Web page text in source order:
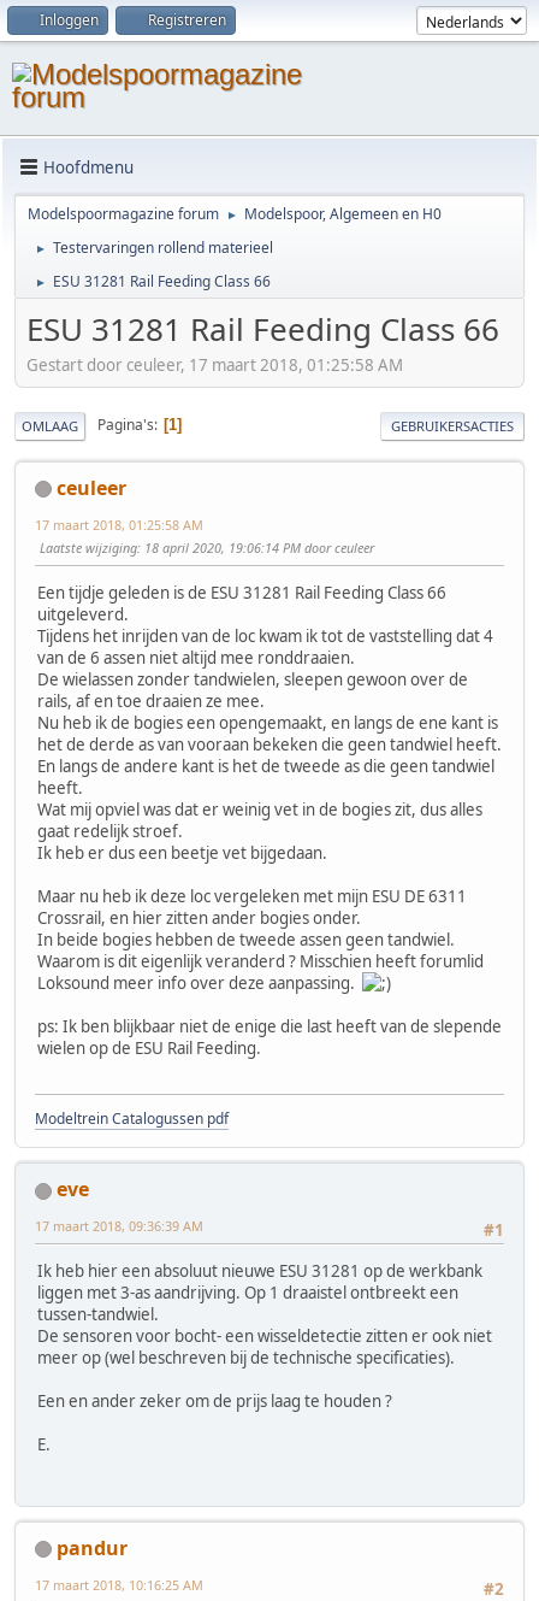
Inloggen Registreren
Hoofdmenu
Modelspoormagazine forum ► Modelspoor, Algemeen en H0
► Testervaringen rollend materieel
► ESU 31281 Rail Feeding Class 66
ESU 31281 Rail Feeding Class 66
Gestart door ceuleer, 17 maart 2018, 01:25:58 AM
OMLAAG Pagina's 1 GEBRUIKERSACTIES
ceuleer
17 maart 2018, 01:25:58 AM
Laatste wijziging: 18 april 2020, 19:06:14 PM door ceuleer
Een tijdje geleden is de ESU 31281 Rail Feeding Class 66
uitgeleverd.
Tijdens het inrijden van de loc kwam ik tot de vaststelling dat 4
van de 6 assen niet altijd mee ronddraaien.
De wielassen zonder tandwielen, sleepen gewoon over de
rails, af en toe draaien ze mee.
Nu heb ik de bogies een opengemaakt, en langs de ene kant is
het de derde as van vooraan bekeken die geen tandwiel heeft.
En langs de andere kant is het de tweede as die geen tandwiel
heeft.
Wat mij opviel was dat er weinig vet in de bogies zit, dus alles
gaat redelijk stroef.
Ik heb er dus een beetje vet bijgedaan.
Maar nu heb ik deze loc vergeleken met mijn ESU DE 6311
Crossrail, en hier zitten ander bogies onder.
In beide bogies hebben de tweede assen geen tandwiel.
Waarom is dit eigenlijk veranderd ? Misschien heeft forumlid
Loksound meer info over deze aanpassing.
ps: Ik ben blijkbaar niet de enige die last heeft van de slepende
wielen op de ESU Rail Feeding.
Modeltrein Catalogussen pdf
eve
#1
17 maart 2018, 09:36:39 AM
Ik heb hier een absoluut nieuwe ESU 31281 op de werkbank
liggen met 3-as aandrijving. Op 1 draaistel ontbreekt een
tussen-tandwiel.
De sensoren voor bocht- een wisseldetectie zitten er ook niet
meer op (wel beschreven bij de technische specificaties).
Een en ander zeker om de prijs laag te houden ?
E.
pandur
#2
17 maart 2018, 10:16:25 AM